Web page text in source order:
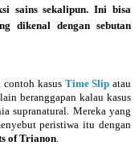
sains sekalipun. Ini bisa
dikenal dengan sebutan
contoh kasus Time Slip atau
beranggapan kalau kasus
supranatural. Mereka yang
peristiwa itu dengan
of Trianon